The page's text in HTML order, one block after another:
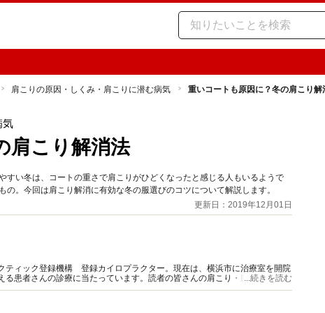
肩こりの原因・しくみ・肩こりに潜む病気 重いコートも原因に？冬の肩こり解
気
肩こり解消法
すい冬は、コートの重さで肩こりがひどくなったと感じる人もいるようで
。今回は肩こり解消に有効な冬の服選びのコツについて解説します。
更新日：2019年12月01日
ティック登録機構 登録カイロプラクター。現在は、横浜市に治療室を開院
る患者さんの診療に当たっています。読者の皆さんの肩こり・腰痛の緩和や
ます。
...続きを読む